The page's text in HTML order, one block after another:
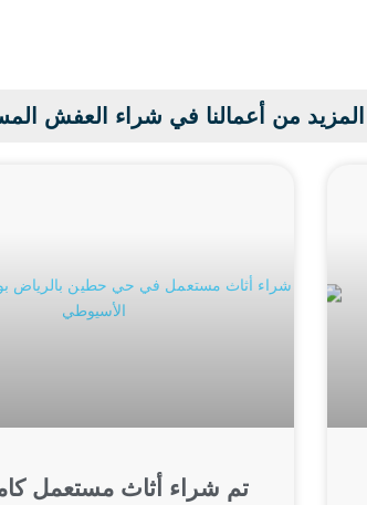
المزيد من أعمالنا في شراء العفش
تم شراء أثاث مستعمل